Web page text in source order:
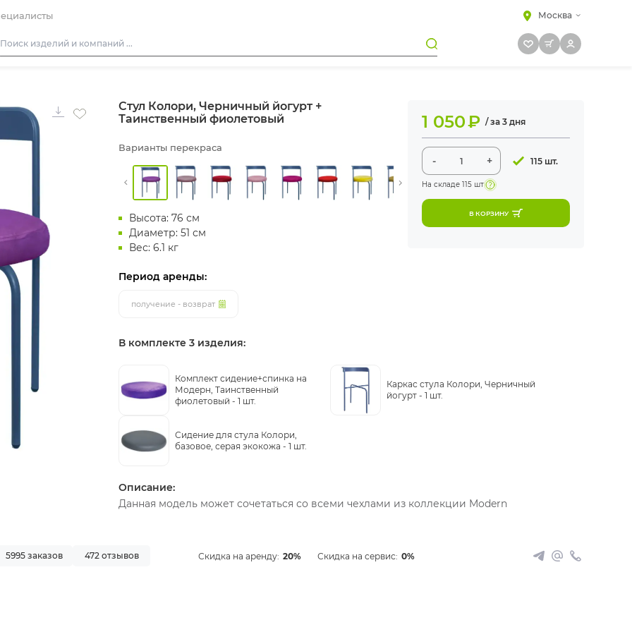
Москва
Стулья
Подушки для стульев
Скамейки
Фуршетная мебель
Барная мебель
Стул Колори, Черничный йогурт +
Таинственный фиолетовый
Варианты перекраса
Высота: 76 см
Диаметр: 51 см
Вес: 6.1 кг
Период аренды:
получение - возврат
1 050₽ / за 3 дня
- + 115 шт.
На складе 115 шт
В КОРЗИНУ
В комплекте 3 изделия:
Комплект сидение+спинка на
Модерн, Таинственный
фиолетовый - 1 шт.
Каркас стула Колори, Черничный
йогурт - 1 шт.
Сидение для стула Колори,
базовое, серая экокожа - 1 шт.
Описание:
Данная модель может сочетаться со всеми чехлами из коллекции Modern
5995 заказов 472 отзывов Скидка на аренду: 20% Скидка на сервис: 0%